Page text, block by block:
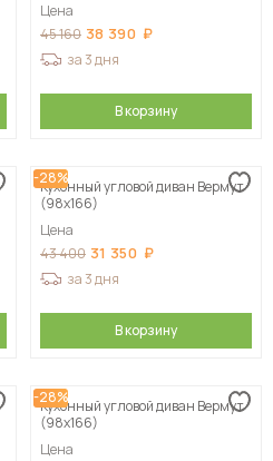
Цена
45 160 38 390
за 3 дня
В корзину
-28%
Кухонный угловой диван Вермут
(98х166)
Цена
43 400 31 350
за 3 дня
В корзину
-28%
Кухонный угловой диван Вермут
(98х166)
Цена